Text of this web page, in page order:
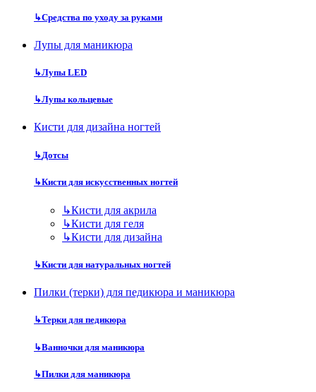
↳Средства по уходу за руками
Лупы для маникюра
↳Лупы LED
↳Лупы кольцевые
Кисти для дизайна ногтей
↳Дотсы
↳Кисти для искусственных ногтей
↳Кисти для акрила
↳Кисти для геля
↳Кисти для дизайна
↳Кисти для натуральных ногтей
Пилки (терки) для педикюра и маникюра
↳Терки для педикюра
↳Ванночки для маникюра
↳Пилки для маникюра